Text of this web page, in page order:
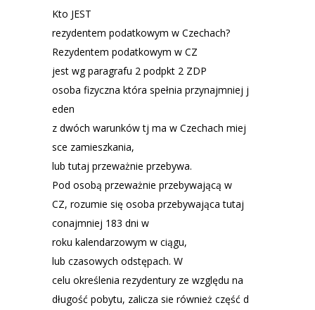
Kto JEST
rezydentem podatkowym w Czechach?​
Rezydentem podatkowym w CZ
jest wg paragrafu 2 podpkt 2 ZDP
osoba fizyczna która spełnia przynajmniej j
eden
z dwóch warunków tj ma w Czechach miej
sce zamieszkania,
lub tutaj przeważnie przebywa​. ​
Pod osobą przeważnie przebywającą w
CZ, rozumie się osoba przebywająca tutaj
conajmniej 183 dni w
roku kalendarzowym w ciągu,
lub czasowych odstępach.​ ​W
celu określenia rezydentury ze względu na
długość pobytu, zalicza sie również część d